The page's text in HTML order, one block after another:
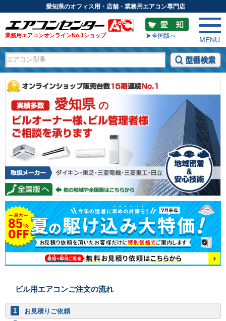
愛知県のオフィス用・店舗・業務用エアコン専門店
業務用エアコンオンラインNo.1ショップ 全国版へ
MENU
愛知県の
ビル用エアコンご注文の流れ
1
お見積りご依頼